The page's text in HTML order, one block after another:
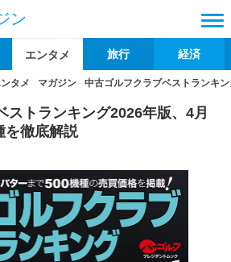
ン
エンタメ 旅行 経済
タメ マガジン 中古ゴルフクラブベストランキ
ストランキング2026年版、4月
を徹底解説